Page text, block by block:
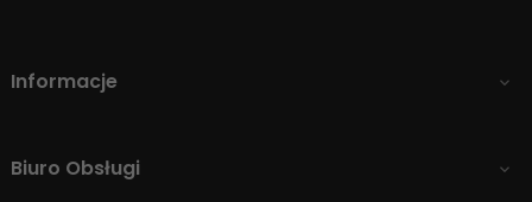
Informacje 
Biuro Obsługi 